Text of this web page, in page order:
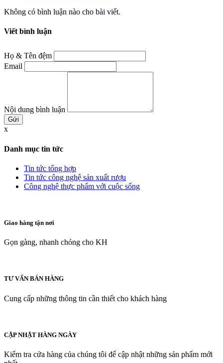
Không có bình luận nào cho bài viết.
Viết bình luận
Họ & Tên đệm
Email
Nội dung bình luận
x
Danh mục tin tức
Tin tức tổng hợp
Tin tức công nghệ sản xuất rượu
Công nghệ thực phẩm với cuộc sống
Giao hàng tận nơi
Gọn gàng, nhanh chóng cho KH
TƯ VẤN BÁN HÀNG
Cung cấp những thông tin cần thiết cho khách hàng
CẬP NHẬT HÀNG NGÀY
Kiểm tra cửa hàng của chúng tôi để cập nhật những sản phẩm mới